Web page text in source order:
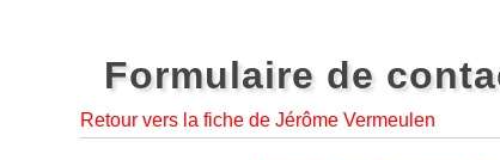
Formulaire de
Retour vers la fiche de Jérôme Vermeulen